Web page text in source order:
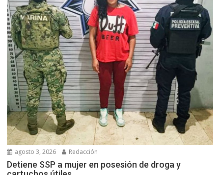
agosto 3, 2026 Redacción
Detiene SSP a mujer en posesión de droga y